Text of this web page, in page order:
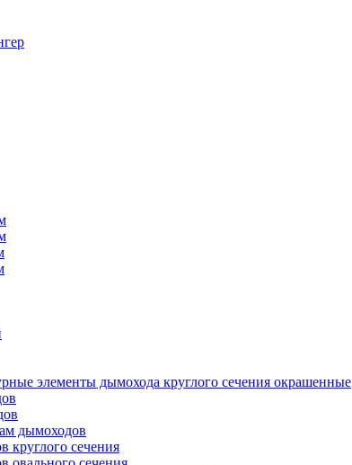
элементы дымохода круглого сечения окрашенные
дымоходов
круглого сечения